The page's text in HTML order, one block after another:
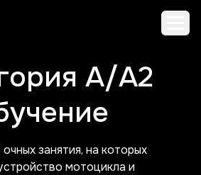
A/A2
занятия, на которых
мотоцикла и